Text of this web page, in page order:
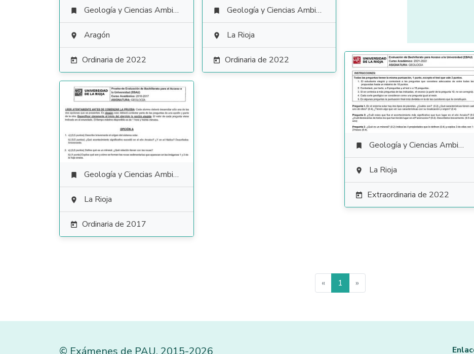
 Geología y Ciencias Ambientales
 Aragón
 Ordinaria de 2022
 Geología y Ciencias Ambientales
 La Rioja
 Ordinaria de 2022
 Geología y Ciencias Ambientales
 La Rioja
 Extraordinaria de 2022
 Geología y Ciencias Ambientales
 La Rioja
 Ordinaria de 2017
« 1 »
© Exámenes de PAU, 2015-2026